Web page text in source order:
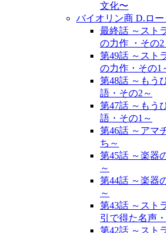
文化〜
バイオリン商 D.ロ
最終話 ～スト
の力作 ・その2
第49話 ～スト
の力作・その1
第48話 ～もう
語・その2～
第47話 ～もう
語・その1～
第46話 ～アマ
ち～
第45話 ～楽器
～
第44話 ～楽器
～
第43話 ～スト
引で得た名声
第42話 ～スト